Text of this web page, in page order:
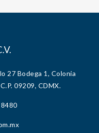
27 Bodega 1, Colonia
09209, CDMX.